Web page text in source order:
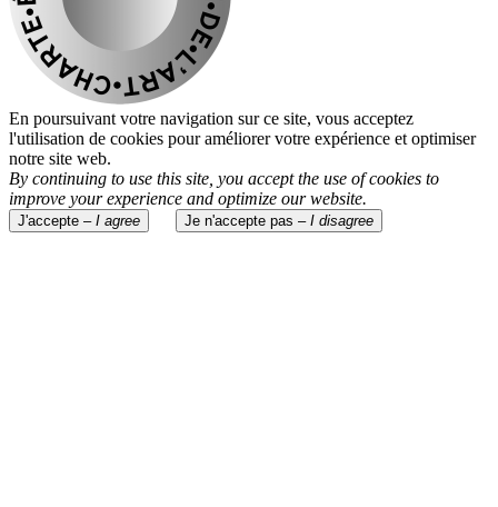
En poursuivant votre navigation sur ce site, vous acceptez
l'utilisation de cookies pour améliorer votre expérience et optimiser
notre site web.
By continuing to use this site, you accept the use of cookies to
improve your experience and optimize our website.
J'accepte – I agree Je n'accepte pas – I disagree